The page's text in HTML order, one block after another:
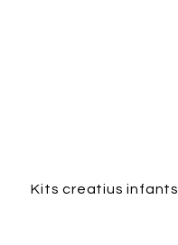
Kits creatius infants